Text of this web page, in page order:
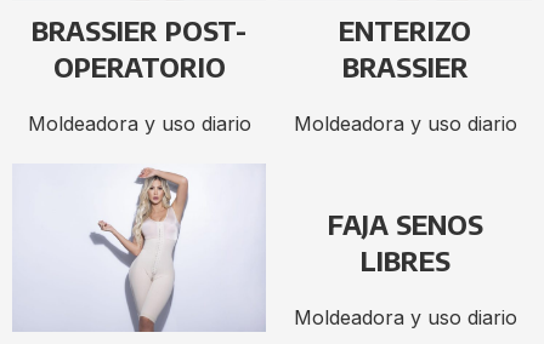
BRASSIER POST-
OPERATORIO
Moldeadora y uso diario
ENTERIZO
BRASSIER
Moldeadora y uso diario
FAJA SENOS
LIBRES
Moldeadora y uso diario